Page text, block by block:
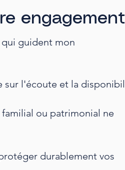
guident mon
sur l'écoute et la
ou patrimonial ne
durablement vos